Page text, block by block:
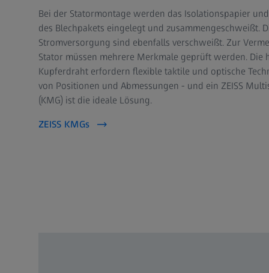
Bei der Statormontage werden das Isolationspapier
des Blechpakets eingelegt und zusammengeschweißt.
Stromversorgung sind ebenfalls verschweißt. Zur
Stator müssen mehrere Merkmale geprüft werden. Die
Kupferdraht erfordern flexible taktile und optische
von Positionen und Abmessungen - und ein ZEISS
(KMG) ist die ideale Lösung.
ZEISS KMGs